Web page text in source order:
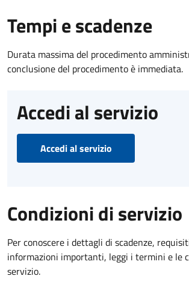
Tempi e scadenze
Durata massima del procedimento
conclusione del procedimento è immediata.
Accedi al servizio
Accedi al servizio
Condizioni di servizio
Per conoscere i dettagli di scadenze,
informazioni importanti, leggi i termini e le
servizio.